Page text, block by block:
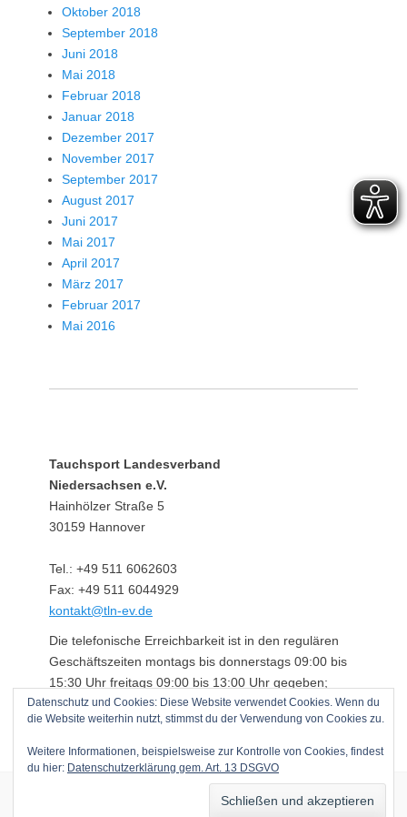
Oktober 2018
September 2018
Juni 2018
Mai 2018
Februar 2018
Januar 2018
Dezember 2017
November 2017
September 2017
August 2017
Juni 2017
Mai 2017
April 2017
März 2017
Februar 2017
Mai 2016
Tauchsport Landesverband
Niedersachsen e.V.
Hainhölzer Straße 5
30159 Hannover
Tel.: +49 511 6062603
Fax: +49 511 6044929
kontakt@tln-ev.de
Die telefonische Erreichbarkeit ist in den regulären
Geschäftszeiten montags bis donnerstags 09:00 bis
15:30 Uhr freitags 09:00 bis 13:00 Uhr gegeben;
darüber hinaus über einen angeschlossenen
Anrufbeantworter.
Datenschutzerklärung gem. Art. 13 DSGVO|
Datenschutz und Cookies: Diese Website verwendet Cookies. Wenn du
die Website weiterhin nutzt, stimmst du der Verwendung von Cookies zu.
Weitere Informationen, beispielsweise zur Kontrolle von Cookies, findest
du hier: Datenschutzerklärung gem. Art. 13 DSGVO